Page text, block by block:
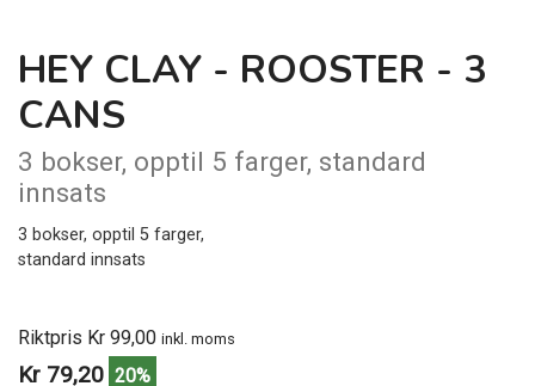
HEY CLAY - ROOSTER - 3
CANS
3 bokser, opptil 5 farger, standard
innsats
3 bokser, opptil 5 farger,
standard innsats
Riktpris Kr 99,00 inkl. moms
Kr 79,20 20%